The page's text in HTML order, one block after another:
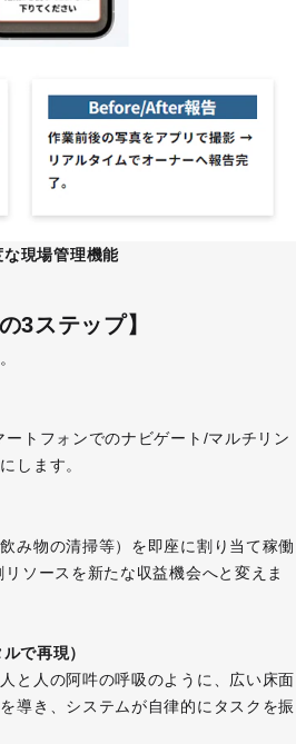
現場管理機能
3ステップ】
トフォンでのナビゲート/マルチリン
します。
み物の清掃等）を即座に割り当て稼働
ソースを新たな収益機会へと変えま
で再現）
と人の阿吽の呼吸のように、広い床面
導き、システムが自律的にタスクを振